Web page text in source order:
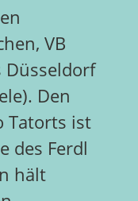
VB
Düsseldorf
Den
Tatorts ist
des Ferdl
hält